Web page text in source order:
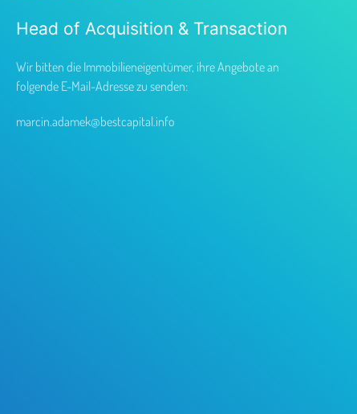
Head of Acquisition & Transaction
Wir bitten die Immobilieneigentümer, ihre Angebote an
folgende E-Mail-Adresse zu senden:
marcin.adamek@bestcapital.info